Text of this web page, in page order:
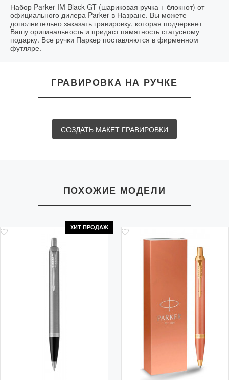
Срок выполнения: в течение часа в день заказа
Набор Parker IM Black GT (шариковая ручка + блокнот) от
официального дилера Parker в Назране. Вы можете
дополнительно заказать гравировку, которая подчеркнет
Вашу оригинальность и придаст памятность статусному
подарку. Все ручки Паркер поставляются в фирменном
футляре.
ГРАВИРОВКА НА РУЧКЕ
СОЗДАТЬ МАКЕТ ГРАВИРОВКИ
ПОХОЖИЕ МОДЕЛИ
ХИТ ПРОДАЖ